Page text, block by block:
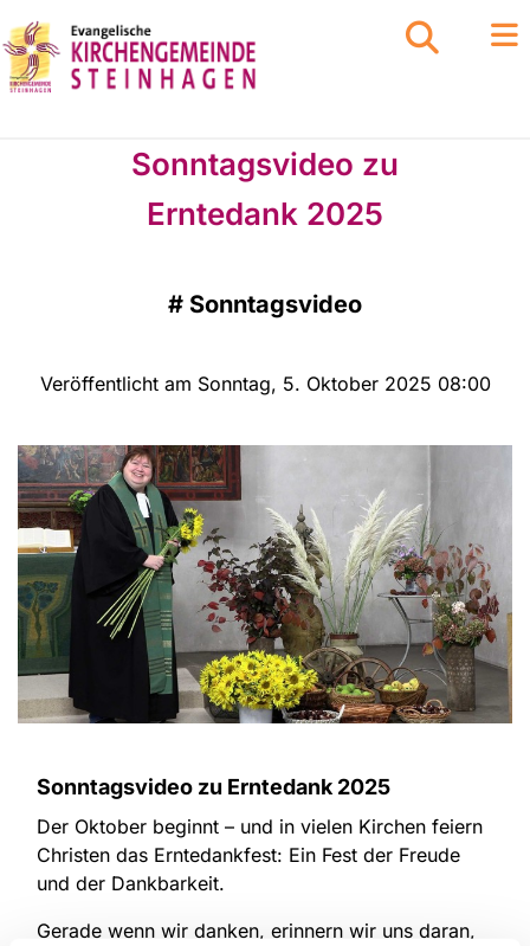
Sonntagsvideo zu
Erntedank 2025
# Sonntagsvideo
Veröffentlicht am Sonntag, 5. Oktober 2025 08:00
Sonntagsvideo zu Erntedank 2025
Der Oktober beginnt – und in vielen Kirchen feiern
Christen das Erntedankfest: Ein Fest der Freude
und der Dankbarkeit.
Gerade wenn wir danken, erinnern wir uns daran,